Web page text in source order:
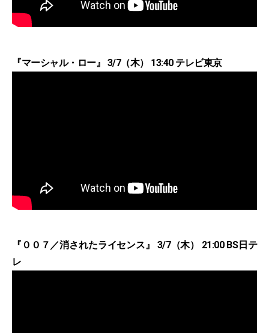
『マーシャル・ロー』 3/7（木） 13:40 テレビ東京
『００７／消されたライセンス』 3/7（木） 21:00 BS日テ
レ